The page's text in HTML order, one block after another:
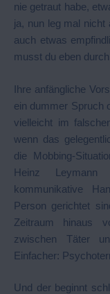
nie getraut habe,
ja, nun leg mal nicht
auch etwas
musst du eben
Ihre anfängliche
ein dummer Spruch
vielleicht im
wenn das
die Mobbing-
Heinz Leymann
kommunikative
Person gerichtet
Zeitraum hinaus
zwischen Täter
Einfacher:
Und der beginnt